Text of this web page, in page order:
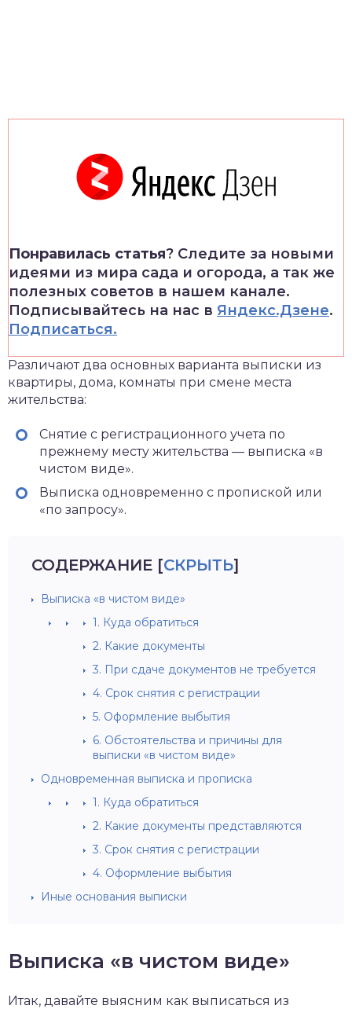
Понравилась статья? Следите за новыми
идеями из мира сада и огорода, а так же
полезных советов в нашем канале.
Подписывайтесь на нас в Яндекс.Дзене.
Подписаться.
Различают два основных варианта выписки из
квартиры, дома, комнаты при смене места
жительства:
Снятие с регистрационного учета по
прежнему месту жительства — выписка «в
чистом виде».
Выписка одновременно с пропиской или
«по запросу».
СОДЕРЖАНИЕ [СКРЫТЬ]
Выписка «в чистом виде»
1. Куда обратиться
2. Какие документы
3. При сдаче документов не требуется
4. Срок снятия с регистрации
5. Оформление выбытия
6. Обстоятельства и причины для
выписки «в чистом виде»
Одновременная выписка и прописка
1. Куда обратиться
2. Какие документы представляются
3. Срок снятия с регистрации
4. Оформление выбытия
Иные основания выписки
Выписка «в чистом виде»
Итак, давайте выясним как выписаться из